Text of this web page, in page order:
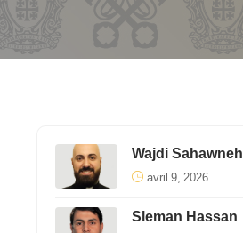
Wajdi Sahawneh
avril 9, 2026
Sleman Hassan